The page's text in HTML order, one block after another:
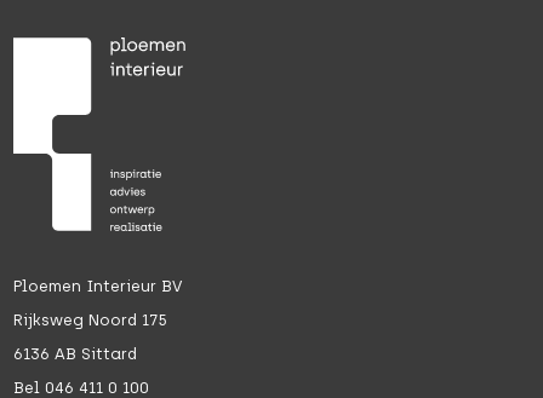
Ploemen Interieur BV
Rijksweg Noord 175
6136 AB Sittard
Bel 046 411 0 100